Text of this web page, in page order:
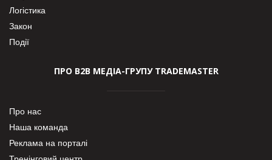
Логістика
Закон
Події
ПРО В2В МЕДІА-ГРУПУ TRADEMASTER
Про нас
Наша команда
Реклама на порталі